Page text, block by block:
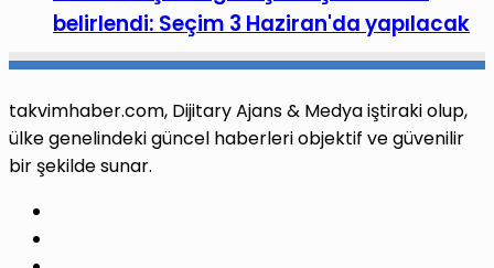
belirlendi: Seçim 3 Haziran'da yapılacak
takvimhaber.com, Dijitary Ajans & Medya iştiraki olup,
ülke genelindeki güncel haberleri objektif ve güvenilir
bir şekilde sunar.